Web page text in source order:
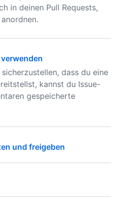
in deinen Pull Requests,
dass du eine
kannst du Issue-
gespeicherte
und freigeben